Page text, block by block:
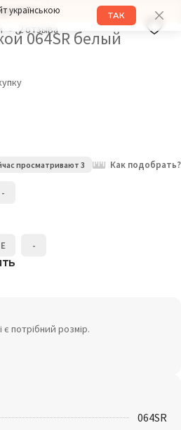
українською
ТАК
90СМ
2 отзыва
064SR белый
просматривают 3 Как подобрать?
-
E -
є потрібний розмір.
064SR